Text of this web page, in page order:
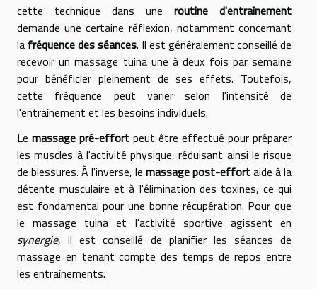
cette technique dans une routine d'entraînement
demande une certaine réflexion, notamment concernant
la fréquence des séances. Il est généralement conseillé de
recevoir un massage tuina une à deux fois par semaine
pour bénéficier pleinement de ses effets. Toutefois,
cette fréquence peut varier selon l'intensité de
l'entraînement et les besoins individuels.
Le massage pré-effort peut être effectué pour préparer
les muscles à l'activité physique, réduisant ainsi le risque
de blessures. À l'inverse, le massage post-effortaide à la
détente musculaire et à l'élimination des toxines, ce qui
est fondamental pour une bonne récupération. Pour que
le massage tuina et l'activité sportive agissent en
synergie, il est conseillé de planifier les séances de
massage en tenant compte des temps de repos entre
les entraînements.